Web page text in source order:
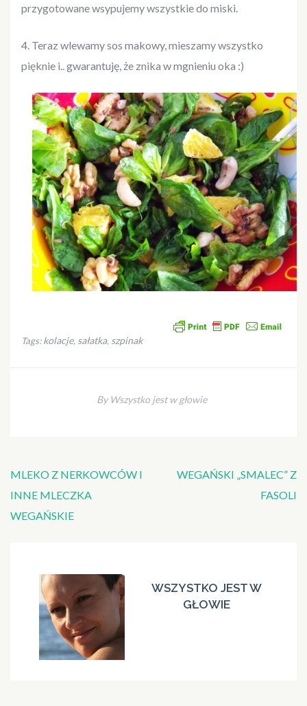
przygotowane wsypujemy wszystkie do miski.
4. Teraz wlewamy sos makowy, mieszamy wszystko
pięknie i.. gwarantuję, że znika w mgnieniu oka :)
Tags:kolacje, sałatka, szpinak
By Wszystko jest w głowie
Nawigacja
wpisu
MLEKO Z NERKOWCÓW I
INNE MLECZKA
WEGAŃSKIE
WEGAŃSKI „SMALEC” Z
FASOLI
WSZYSTKO JEST W
GŁOWIE